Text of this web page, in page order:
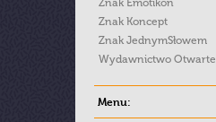
Znak Emotikon
Znak Koncept
Znak JednymSłowem
Wydawnictwo Otwarte
Menu: